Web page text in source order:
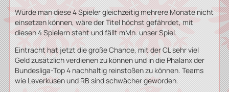
Würde man diese 4 Spieler gleichzeitig mehrere Monate nicht
einsetzen können, wäre der Titel höchst gefährdet, mit
diesen 4 Spielern steht und fällt mMn. unser Spiel.
Eintracht hat jetzt die große Chance, mit der CL sehr viel
Geld zusätzlich verdienen zu können und in die Phalanx der
Bundesliga-Top 4 nachhaltig reinstoßen zu können. Teams
wie Leverkusen und RB sind schwächer geworden.